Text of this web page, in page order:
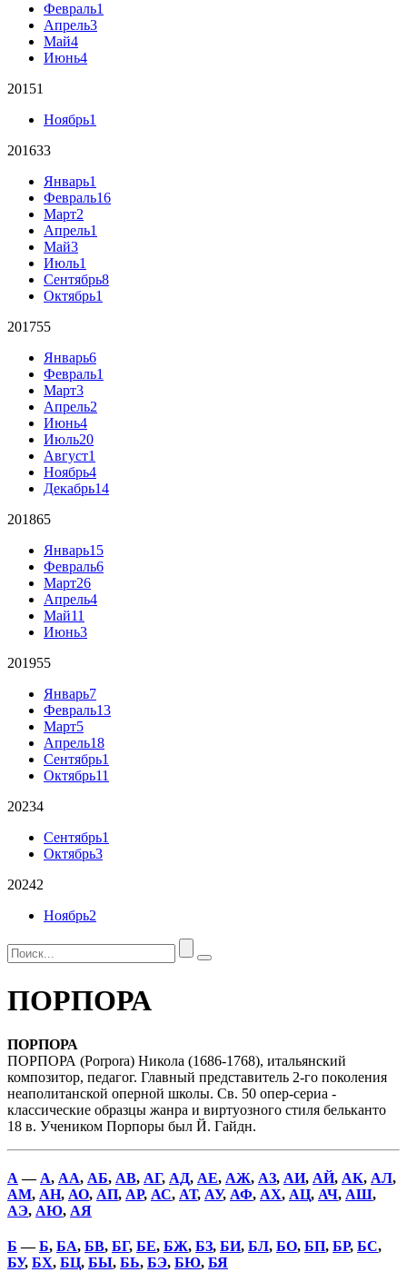
Февраль1
Апрель3
Май4
Июнь4
20151
Ноябрь1
201633
Январь1
Февраль16
Март2
Апрель1
Май3
Июль1
Сентябрь8
Октябрь1
201755
Январь6
Февраль1
Март3
Апрель2
Июнь4
Июль20
Август1
Ноябрь4
Декабрь14
201865
Январь15
Февраль6
Март26
Апрель4
Май11
Июнь3
201955
Январь7
Февраль13
Март5
Апрель18
Сентябрь1
Октябрь11
20234
Сентябрь1
Октябрь3
20242
Ноябрь2
ПОРПОРА
ПОРПОРА
ПОРПОРА (Porpora) Никола (1686-1768), итальянский
композитор, педагог. Главный представитель 2-го поколения
неаполитанской оперной школы. Св. 50 опер-сериа -
классические образцы жанра и виртуозного стиля бельканто
18 в. Учеником Порпоры был Й. Гайдн.
А — А, АА, АБ, АВ, АГ, АД, АЕ, АЖ, АЗ, АИ, АЙ, АК, АЛ,
АМ, АН, АО, АП, АР, АС, АТ, АУ, АФ, АХ, АЦ, АЧ, АШ,
АЭ, АЮ, АЯ
Б —Б, БА, БВ, БГ, БЕ, БЖ, БЗ, БИ, БЛ, БО, БП, БР, БС,
БУ, БХ, БЦ, БЫ, БЬ, БЭ, БЮ, БЯ